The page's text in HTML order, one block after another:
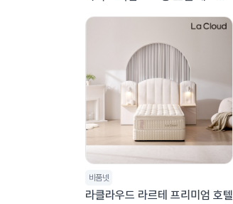
스 퀸 Q
비품넷
라클라우드 라르테 프리미엄 호텔